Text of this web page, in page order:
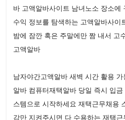
바 고액알바사이트 남녀노소 장소에
수익 정보를 탐색하는 고액알바사이
밤에 잠깐 혹은 주말에만 짬 내서 고
고액알바
남자야간고액알바 새벽 시간 활용
알바 컴퓨터재택알바 당일 즉시 입
스템으로 시작하세요 재택근무채용
감만 지켜주시면 다 수용하는 재택